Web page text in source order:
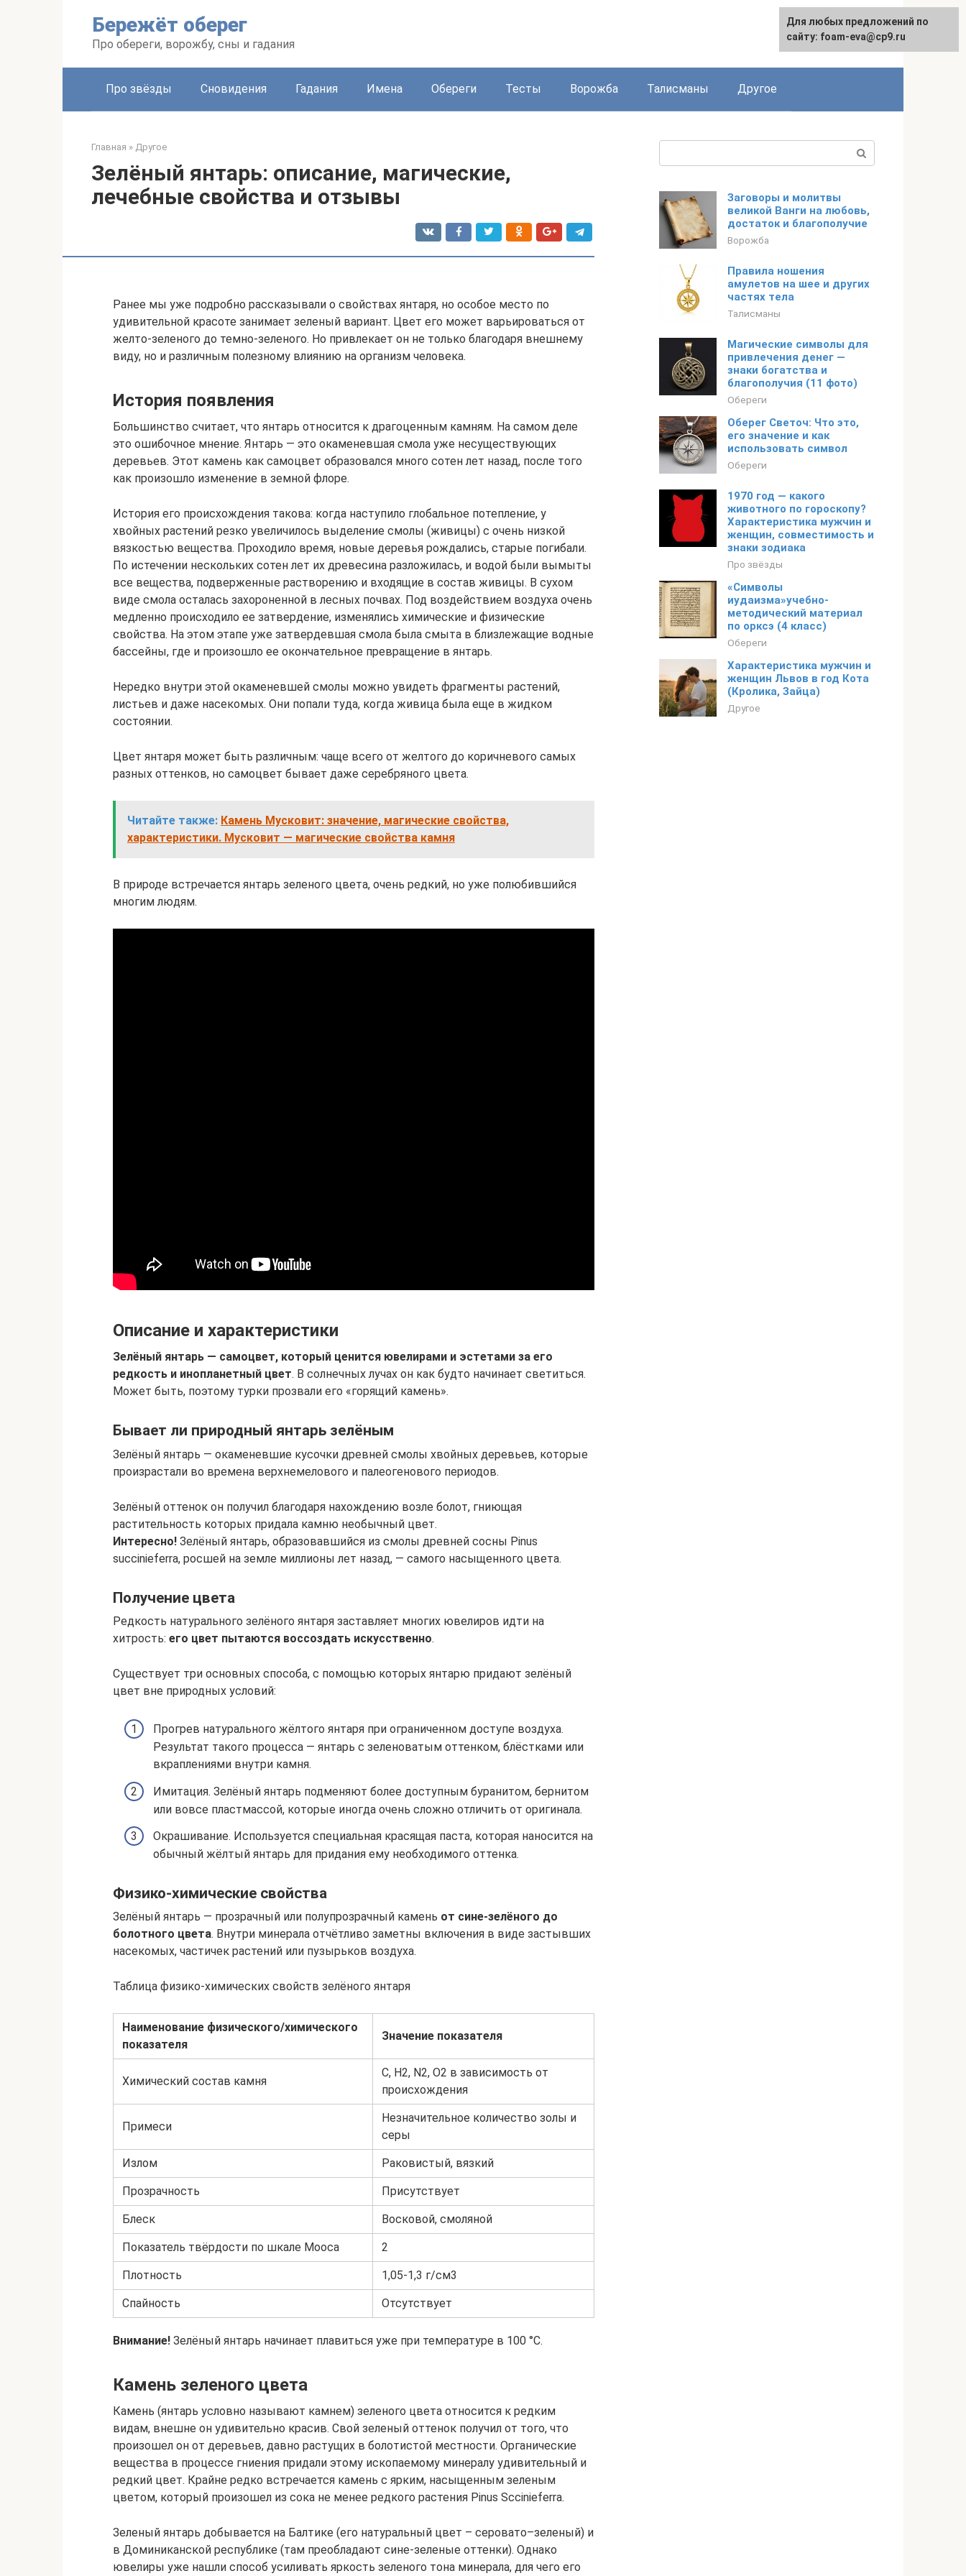
Бережёт оберег
Про обереги, ворожбу, сны и гадания
Про звёзды Сновидения Гадания Имена Обереги Тесты Ворожба Талисманы Другое
Главная » Другое
Зелёный янтарь: описание, магические,
лечебные свойства и отзывы
Ранее мы уже подробно рассказывали о свойствах янтаря, но особое место по
удивительной красоте занимает зеленый вариант. Цвет его может варьироваться от
желто-зеленого до темно-зеленого. Но привлекает он не только благодаря внешнему
виду, но и различным полезному влиянию на организм человека.
История появления
Большинство считает, что янтарь относится к драгоценным камням. На самом деле
это ошибочное мнение. Янтарь — это окаменевшая смола уже несуществующих
деревьев. Этот камень как самоцвет образовался много сотен лет назад, после того
как произошло изменение в земной флоре.
История его происхождения такова: когда наступило глобальное потепление, у
хвойных растений резко увеличилось выделение смолы (живицы) с очень низкой
вязкостью вещества. Проходило время, новые деревья рождались, старые погибали.
По истечении нескольких сотен лет их древесина разложилась, и водой были вымыты
все вещества, подверженные растворению и входящие в состав живицы. В сухом
виде смола осталась захороненной в лесных почвах. Под воздействием воздуха очень
медленно происходило ее затвердение, изменялись химические и физические
свойства. На этом этапе уже затвердевшая смола была смыта в близлежащие водные
бассейны, где и произошло ее окончательное превращение в янтарь.
Нередко внутри этой окаменевшей смолы можно увидеть фрагменты растений,
листьев и даже насекомых. Они попали туда, когда живица была еще в жидком
состоянии.
Цвет янтаря может быть различным: чаще всего от желтого до коричневого самых
разных оттенков, но самоцвет бывает даже серебряного цвета.
Читайте также: Камень Мусковит: значение, магические свойства,
характеристики. Мусковит — магические свойства камня
В природе встречается янтарь зеленого цвета, очень редкий, но уже полюбившийся
многим людям.
Описание и характеристики
Зелёный янтарь — самоцвет, который ценится ювелирами и эстетами за его
редкость и инопланетный цвет. В солнечных лучах он как будто начинает светиться.
Может быть, поэтому турки прозвали его «горящий камень».
Бывает ли природный янтарь зелёным
Зелёный янтарь — окаменевшие кусочки древней смолы хвойных деревьев, которые
произрастали во времена верхнемелового и палеогенового периодов.
Зелёный оттенок он получил благодаря нахождению возле болот, гниющая
растительность которых придала камню необычный цвет.
Интересно! Зелёный янтарь, образовавшийся из смолы древней сосны Pinus
succinieferra, росшей на земле миллионы лет назад, — самого насыщенного цвета.
Получение цвета
Редкость натурального зелёного янтаря заставляет многих ювелиров идти на
хитрость: его цвет пытаются воссоздать искусственно.
Существует три основных способа, с помощью которых янтарю придают зелёный
цвет вне природных условий:
Прогрев натурального жёлтого янтаря при ограниченном доступе воздуха.
Результат такого процесса — янтарь с зеленоватым оттенком, блёстками или
вкраплениями внутри камня.
Имитация. Зелёный янтарь подменяют более доступным буранитом, бернитом
или вовсе пластмассой, которые иногда очень сложно отличить от оригинала.
Окрашивание. Используется специальная красящая паста, которая наносится на
обычный жёлтый янтарь для придания ему необходимого оттенка.
Физико-химические свойства
Зелёный янтарь — прозрачный или полупрозрачный камень от сине-зелёного до
болотного цвета. Внутри минерала отчётливо заметны включения в виде застывших
насекомых, частичек растений или пузырьков воздуха.
Таблица физико-химических свойств зелёного янтаря
Наименование физического/химического
показателя
Значение показателя
Химический состав камня
C, H2, N2, O2 в зависимость от
происхождения
Примеси
Незначительное количество золы и
серы
Излом Раковистый, вязкий
Прозрачность Присутствует
Блеск Восковой, смоляной
Показатель твёрдости по шкале Мооса 2
Плотность 1,05-1,3 г/см3
Спайность Отсутствует
Внимание! Зелёный янтарь начинает плавиться уже при температуре в 100 °С.
Камень зеленого цвета
Камень (янтарь условно называют камнем) зеленого цвета относится к редким
видам, внешне он удивительно красив. Свой зеленый оттенок получил от того, что
произошел он от деревьев, давно растущих в болотистой местности. Органические
вещества в процессе гниения придали этому ископаемому минералу удивительный и
редкий цвет. Крайне редко встречается камень с ярким, насыщенным зеленым
цветом, который произошел из сока не менее редкого растения Pinus Sccinieferra.
Зеленый янтарь добывается на Балтике (его натуральный цвет – серовато–зеленый) и
в Доминиканской республике (там преобладают сине-зеленые оттенки). Однако
ювелиры уже нашли способ усиливать яркость зеленого тона минерала, для чего его
Заговоры и молитвы
великой Ванги на любовь,
достаток и благополучие
Ворожба
Правила ношения
амулетов на шее и других
частях тела
Талисманы
Магические символы для
привлечения денег —
знаки богатства и
благополучия (11 фото)
Обереги
Оберег Светоч: Что это,
его значение и как
использовать символ
Обереги
1970 год — какого
животного по гороскопу?
Характеристика мужчин и
женщин, совместимость и
знаки зодиака
Про звёзды
«Символы
иудаизма»учебно-
методический материал
по орксэ (4 класс)
Обереги
Характеристика мужчин и
женщин Львов в год Кота
(Кролика, Зайца)
Другое
Для любых предложений по
сайту: foam-eva@cp9.ru